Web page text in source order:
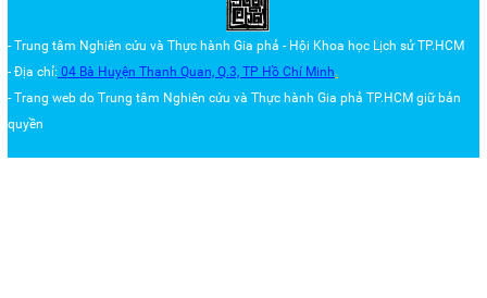
- Trung tâm Nghiên cứu và Thực hành Gia phả - Hội Khoa học Lịch sử TP.HCM
- Địa chỉ: 04 Bà Huyện Thanh Quan, Q.3, TP Hồ Chí Minh.
- Trang web do Trung tâm Nghiên cứu và Thực hành Gia phả TP.HCM giữ bản
quyền